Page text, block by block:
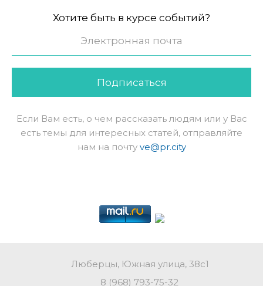
Хотите быть в курсе событий?
Подписаться
Если Вам есть, о чем рассказать людям или у Вас
есть темы для интересных статей, отправляйте
нам на почту ve@pr.city
Люберцы, Южная улица, 38с1
8 (968) 793-75-32